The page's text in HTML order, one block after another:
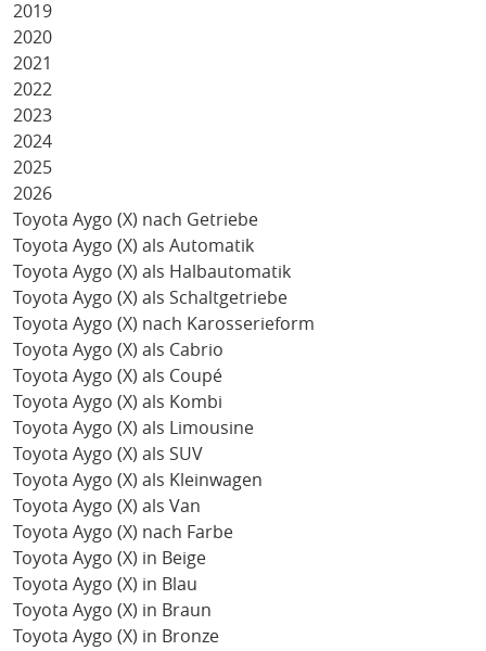
2019
2020
2021
2022
2023
2024
2025
2026
Toyota Aygo (X) nach Getriebe
Toyota Aygo (X) als Automatik
Toyota Aygo (X) als Halbautomatik
Toyota Aygo (X) als Schaltgetriebe
Toyota Aygo (X) nach Karosserieform
Toyota Aygo (X) als Cabrio
Toyota Aygo (X) als Coupé
Toyota Aygo (X) als Kombi
Toyota Aygo (X) als Limousine
Toyota Aygo (X) als SUV
Toyota Aygo (X) als Kleinwagen
Toyota Aygo (X) als Van
Toyota Aygo (X) nach Farbe
Toyota Aygo (X) in Beige
Toyota Aygo (X) in Blau
Toyota Aygo (X) in Braun
Toyota Aygo (X) in Bronze